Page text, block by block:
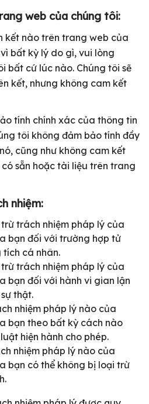
web của chúng tôi:
kết nào trên trang web của
bất kỳ lý do gì, vui lòng
bất cứ lúc nào. Chúng tôi sẽ
kết, nhưng không cam kết
tính chính xác của thông tin
tôi không đảm bảo tính đầy
cũng như không cam kết
sẵn hoặc tài liệu trên trang
nhiệm:
trách nhiệm pháp lý của
bạn đối với trường hợp tử
cá nhân.
trách nhiệm pháp lý của
bạn đối với hành vi gian lận
thật.
nhiệm pháp lý nào của
bạn theo bất kỳ cách nào
hiện hành cho phép.
nhiệm pháp lý nào của
bạn có thể không bị loại trừ